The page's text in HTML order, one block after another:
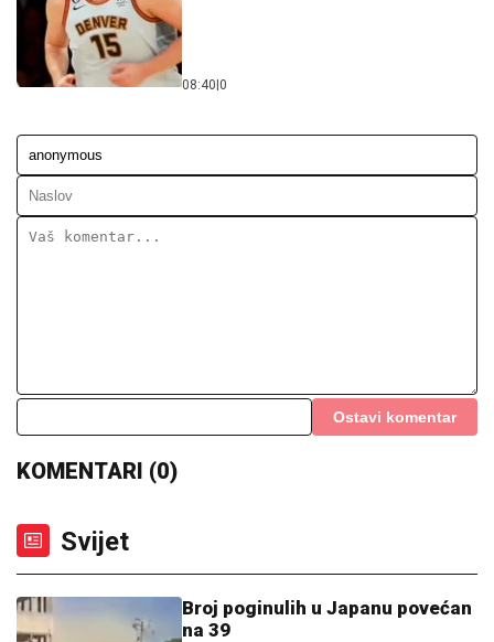
08:40|0
Ostavi komentar
KOMENTARI (0)
Svijet
Broj poginulih u Japanu povećan
na 39